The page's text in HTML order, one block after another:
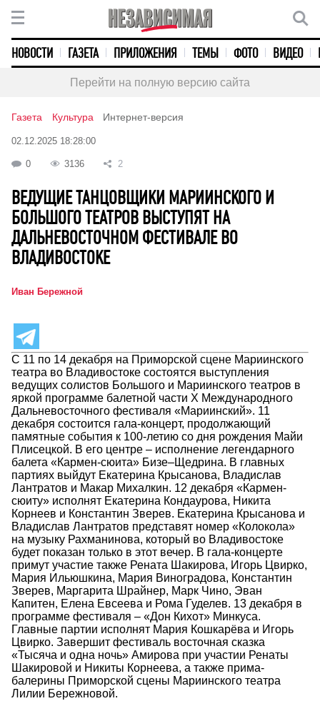
НОВОСТИ ГАЗЕТА ПРИЛОЖЕНИЯ ТЕМЫ ФОТО ВИДЕО
Перейти на полную версию сайта
Газета Культура Интернет-версия
02.12.2025 18:28:00
0 3136 2
ВЕДУЩИЕ ТАНЦОВЩИКИ МАРИИНСКОГО И
БОЛЬШОГО ТЕАТРОВ ВЫСТУПЯТ НА
ДАЛЬНЕВОСТОЧНОМ ФЕСТИВАЛЕ ВО
ВЛАДИВОСТОКЕ
Иван Бережной
С 11 по 14 декабря на Приморской сцене Мариинского
театра во Владивостоке состоятся выступления
ведущих солистов Большого и Мариинского театров в
яркой программе балетной части X Международного
Дальневосточного фестиваля «Мариинский». 11
декабря состоится гала-концерт, продолжающий
памятные события к 100-летию со дня рождения Майи
Плисецкой. В его центре – исполнение легендарного
балета «Кармен-сюита» Бизе–Щедрина. В главных
партиях выйдут Екатерина Крысанова, Владислав
Лантратов и Макар Михалкин. 12 декабря «Кармен-
сюиту» исполнят Екатерина Кондаурова, Никита
Корнеев и Константин Зверев. Екатерина Крысанова и
Владислав Лантратов представят номер «Колокола»
на музыку Рахманинова, который во Владивостоке
будет показан только в этот вечер. В гала-концерте
примут участие также Рената Шакирова, Игорь Цвирко,
Мария Ильюшкина, Мария Виноградова, Константин
Зверев, Маргарита Шрайнер, Марк Чино, Эван
Капитен, Елена Евсеева и Рома Гуделев. 13 декабря в
программе фестиваля – «Дон Кихот» Минкуса.
Главные партии исполнят Мария Кошкарёва и Игорь
Цвирко. Завершит фестиваль восточная сказка
«Тысяча и одна ночь» Амирова при участии Ренаты
Шакировой и Никиты Корнеева, а также прима-
балерины Приморской сцены Мариинского театра
Лилии Бережновой.